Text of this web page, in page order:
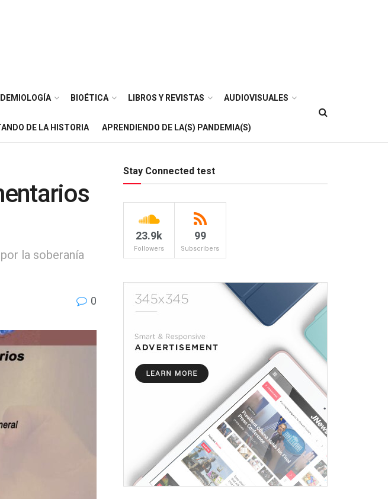
BIOÉTICA LIBROS Y REVISTAS AUDIOVISUALES
DE LA HISTORIA APRENDIENDO DE LA(S) PANDEMIA(S)
la soberanía
0
Stay Connected test
23.9k
Followers
99
Subscribers